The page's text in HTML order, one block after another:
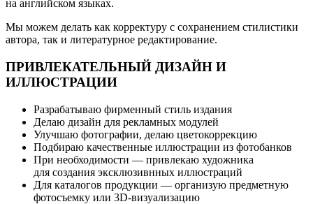
на английском языках.
Мы можем делать как корректуру с сохранением стилистики
автора, так и литературное редактирование.
ПРИВЛЕКАТЕЛЬНЫЙ ДИЗАЙН И
ИЛЛЮСТРАЦИИ
Разрабатываю фирменный стиль издания
Делаю дизайн для рекламных модулей
Улучшаю фотографии, делаю цветокоррекцию
Подбираю качественные иллюстрации из фотобанков
При необходимости — привлекаю художника
для создания эксклюзивнных иллюстраций
Для каталогов продукции — организую предметную
фотосъемку или 3D-визуализацию